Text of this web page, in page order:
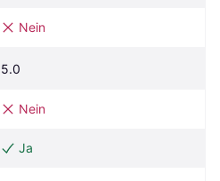
Nein
5.0
Nein
Ja